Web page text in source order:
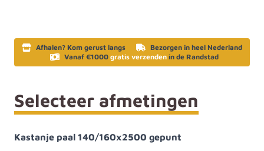
Afhalen? Kom gerust langs
Bezorgen in heel Nederland
Vanaf €1000 gratis verzenden in de Randstad
Selecteer afmetingen
Kastanje paal 140/160x2500 gepunt